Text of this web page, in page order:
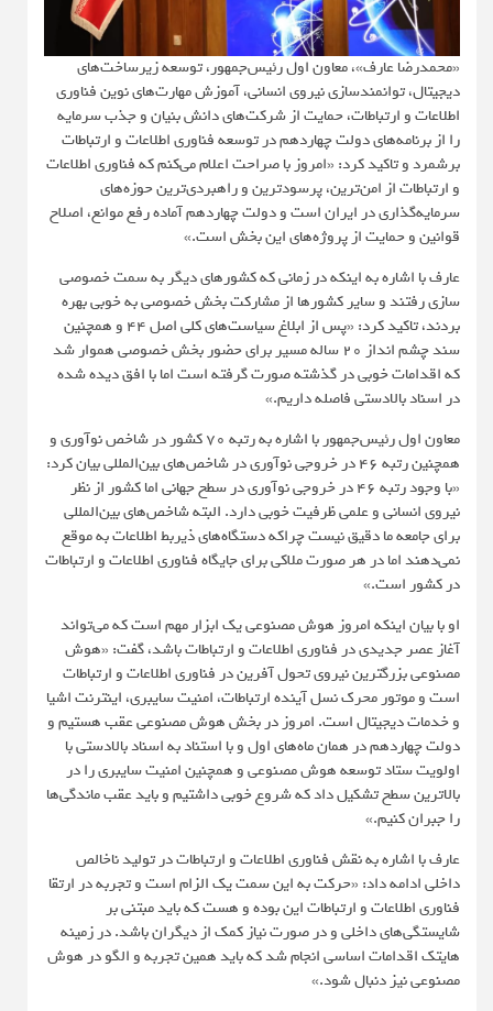
«محمدرضا عارف»، معاون اول رئیس‌جمهور، توسعه زیرساخت‌های
دیجیتال، توانمندسازی نیروی انسانی، آموزش مهارت‌های نوین فناوری
اطلاعات و ارتباطات، حمایت از شرکت‌های دانش بنیان و جذب سرمایه
را از برنامه‌های دولت چهاردهم در توسعه فناوری اطلاعات و ارتباطات
برشمرد و تاکید کرد: «امروز با صراحت اعلام می‌کنم که فناوری اطلاعات
و ارتباطات از امن‌ترین، پرسودترین و راهبردی‌ترین حوزه‌های
سرمایه‌گذاری در ایران است و دولت چهاردهم آماده رفع موانع، اصلاح
قوانین و حمایت از پروژه‌های این بخش است.»
عارف با اشاره به اینکه در زمانی که کشورهای دیگر به سمت خصوصی
سازی رفتند و سایر کشورها از مشارکت بخش خصوصی به خوبی بهره
بردند، تاکید کرد: «پس از ابلاغ سیاست‌های کلی اصل ۴۴ و همچنین
سند چشم انداز ۲۰ ساله مسیر برای حضور بخش خصوصی هموار شد
که اقدامات خوبی در گذشته صورت گرفته است اما با افق دیده شده
در اسناد بالادستی فاصله داریم.»
معاون اول رئیس‌جمهور با اشاره به رتبه ۷۰ کشور در شاخص نوآوری و
همچنین رتبه ۴۶ در خروجی نوآوری در شاخص‌های بین‌المللی بیان کرد:
«با وجود رتبه ۴۶ در خروجی نوآوری در سطح جهانی اما کشور از نظر
نیروی انسانی و علمی ظرفیت خوبی دارد. البته شاخص‌های بین‌المللی
برای جامعه ما دقیق نیست چراکه دستگاه‌های ذیربط اطلاعات به موقع
نمی‌دهند اما در هر صورت ملاکی برای جایگاه فناوری اطلاعات و ارتباطات
در کشور است.»
او با بیان اینکه امروز هوش مصنوعی یک ابزار مهم است که می‌تواند
آغاز عصر جدیدی در فناوری اطلاعات و ارتباطات باشد، گفت: «هوش
مصنوعی بزرگترین نیروی تحول آفرین در فناوری اطلاعات و ارتباطات
است و موتور محرک نسل آینده ارتباطات، امنیت سایبری، اینترنت اشیا
و خدمات دیجیتال است. امروز در بخش هوش مصنوعی عقب هستیم و
دولت چهاردهم در همان ماه‌های اول و با استناد به اسناد بالادستی با
اولویت ستاد توسعه هوش مصنوعی و همچنین امنیت سایبری را در
بالاترین سطح تشکیل داد که شروع خوبی داشتیم و باید عقب ماندگی‌ها
را جبران کنیم.»
عارف با اشاره به نقش فناوری اطلاعات و ارتباطات در تولید ناخالص
داخلی ادامه داد: «حرکت به این سمت یک الزام است و تجربه در ارتقا
فناوری اطلاعات و ارتباطات این بوده و هست که باید مبتنی بر
شایستگی‌های داخلی و در صورت نیاز کمک از دیگران باشد. در زمینه
هایتک اقدامات اساسی انجام شد که باید همین تجربه و الگو در هوش
مصنوعی نیز دنبال شود.»